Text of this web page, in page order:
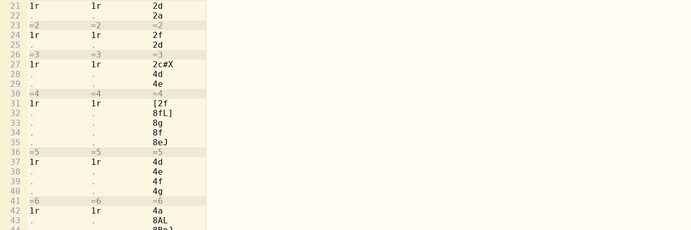
21
22
23
24
25
26
27
28
29
30
31
32
33
34
35
36
37
38
39
40
41
42
43
1r          1r          2d          1r
.           . 2a
=2          =2          =2          =2
1r          1r          2f          1r
.           . 2d
=3          =3          =3          =3
1r          1r          2c#X        1r
.           . 4d
.           . 4e
=4          =4          =4          =4
1r          1r          [2f         1r
.           . 8fL]
.           . 8g
.           . 8f
.           . 8eJ
=5          =5          =5          =5
1r          1r          4d          2a
.           . 4e
.           . 4f          2dd
.           . 4g
=6          =6          =6          =6
1r          1r          4a          2cc
.           . 8AL